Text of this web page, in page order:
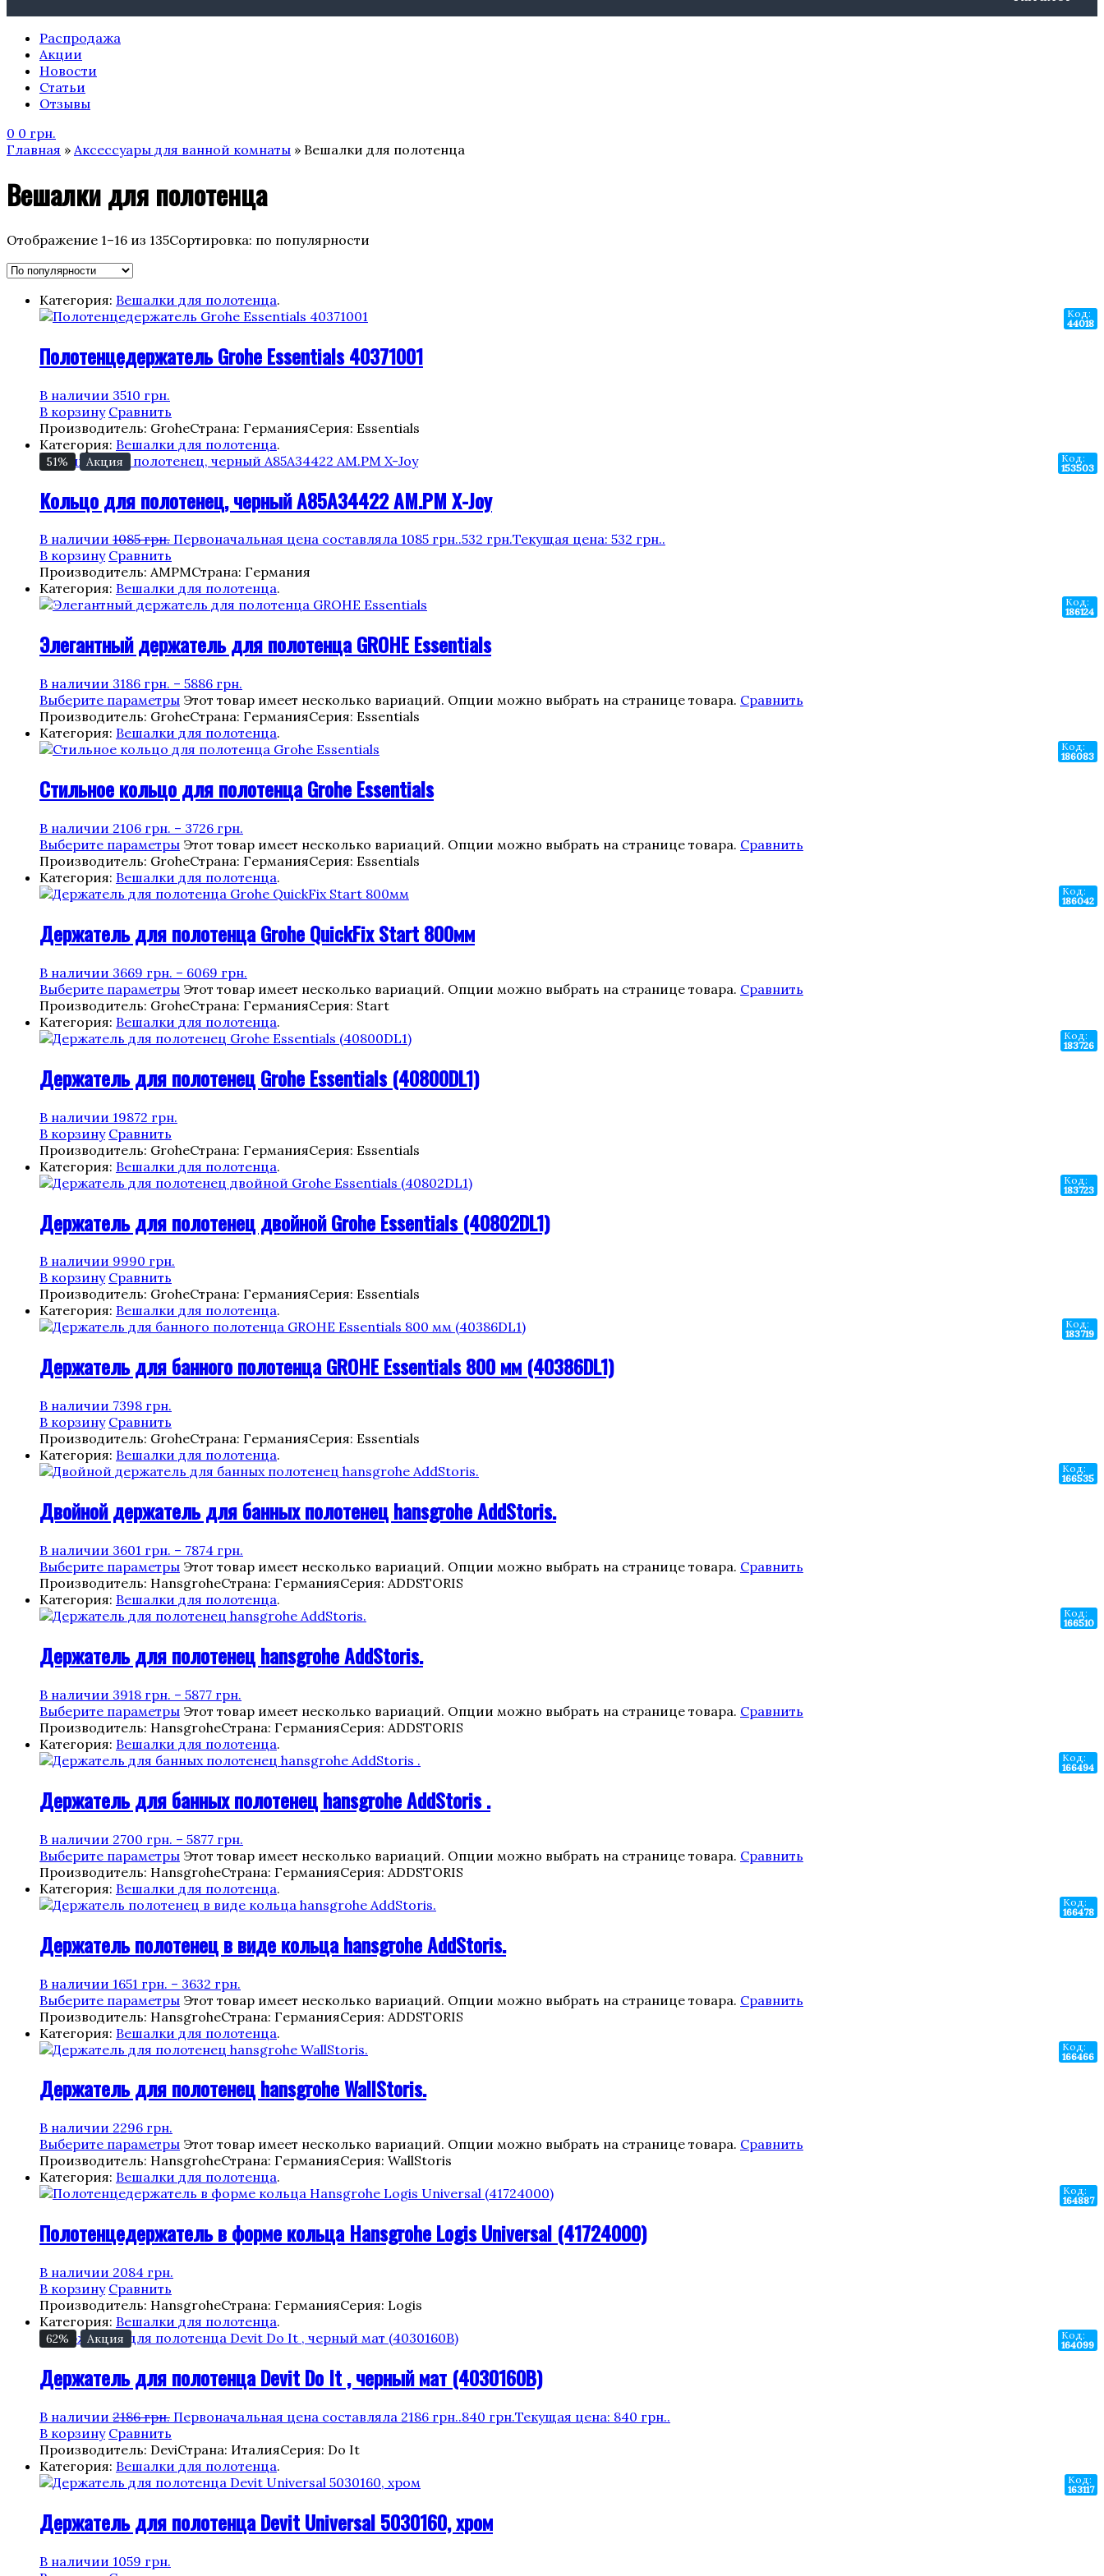
Распродажа
Акции
Новости
Статьи
Отзывы
0 0 грн.
Главная » Аксессуары для ванной комнаты » Вешалки для полотенца
Вешалки для полотенца
Отображение 1–16 из 135Сортировка: по популярности
Категория: Вешалки для полотенца.
Код:
44018
Полотенцедержатель Grohe Essentials 40371001
В наличии 3510 грн.
В корзину Сравнить
Производитель: GroheСтрана: ГерманияСерия: Essentials
Категория: Вешалки для полотенца.
Код:
153503
51% Акция
Кольцо для полотенец, черный A85A34422 AM.PM X-Joy
В наличии 1085грн. Первоначальная цена составляла 1085 грн..532 грн.Текущая цена: 532 грн..
В корзину Сравнить
Производитель: AMPMСтрана: Германия
Категория: Вешалки для полотенца.
Код:
186124
Элегантный держатель для полотенца GROHE Essentials
В наличии 3186 грн. – 5886 грн.
Выберите параметры Этот товар имеет несколько вариаций. Опции можно выбрать на странице товара. Сравнить
Производитель: GroheСтрана: ГерманияСерия: Essentials
Категория: Вешалки для полотенца.
Код:
186083
Стильное кольцо для полотенца Grohe Essentials
В наличии 2106 грн. – 3726 грн.
Выберите параметры Этот товар имеет несколько вариаций. Опции можно выбрать на странице товара. Сравнить
Производитель: GroheСтрана: ГерманияСерия: Essentials
Категория: Вешалки для полотенца.
Код:
186042
Держатель для полотенца Grohe QuickFix Start 800мм
В наличии 3669 грн. – 6069 грн.
Выберите параметры Этот товар имеет несколько вариаций. Опции можно выбрать на странице товара. Сравнить
Производитель: GroheСтрана: ГерманияСерия: Start
Категория: Вешалки для полотенца.
Код:
183726
Держатель для полотенец Grohe Essentials (40800DL1)
В наличии 19872 грн.
В корзину Сравнить
Производитель: GroheСтрана: ГерманияСерия: Essentials
Категория: Вешалки для полотенца.
Код:
183723
Держатель для полотенец двойной Grohe Essentials (40802DL1)
В наличии 9990 грн.
В корзину Сравнить
Производитель: GroheСтрана: ГерманияСерия: Essentials
Категория: Вешалки для полотенца.
Код:
183719
Держатель для банного полотенца GROHE Essentials 800 мм (40386DL1)
В наличии 7398 грн.
В корзину Сравнить
Производитель: GroheСтрана: ГерманияСерия: Essentials
Категория: Вешалки для полотенца.
Код:
166535
Двойной держатель для банных полотенец hansgrohe AddStoris.
В наличии 3601 грн. – 7874 грн.
Выберите параметры Этот товар имеет несколько вариаций. Опции можно выбрать на странице товара. Сравнить
Производитель: HansgroheСтрана: ГерманияСерия: ADDSTORIS
Категория: Вешалки для полотенца.
Код:
166510
Держатель для полотенец hansgrohe AddStoris.
В наличии 3918 грн. – 5877 грн.
Выберите параметры Этот товар имеет несколько вариаций. Опции можно выбрать на странице товара. Сравнить
Производитель: HansgroheСтрана: ГерманияСерия: ADDSTORIS
Категория: Вешалки для полотенца.
Код:
166494
Держатель для банных полотенец hansgrohe AddStoris .
В наличии 2700 грн. – 5877 грн.
Выберите параметры Этот товар имеет несколько вариаций. Опции можно выбрать на странице товара. Сравнить
Производитель: HansgroheСтрана: ГерманияСерия: ADDSTORIS
Категория: Вешалки для полотенца.
Код:
166478
Держатель полотенец в виде кольца hansgrohe AddStoris.
В наличии 1651 грн. – 3632 грн.
Выберите параметры Этот товар имеет несколько вариаций. Опции можно выбрать на странице товара. Сравнить
Производитель: HansgroheСтрана: ГерманияСерия: ADDSTORIS
Категория: Вешалки для полотенца.
Код:
166466
Держатель для полотенец hansgrohe WallStoris.
В наличии 2296 грн.
Выберите параметры Этот товар имеет несколько вариаций. Опции можно выбрать на странице товара. Сравнить
Производитель: HansgroheСтрана: ГерманияСерия: WallStoris
Категория: Вешалки для полотенца.
Код:
164887
Полотенцедержатель в форме кольца Hansgrohe Logis Universal (41724000)
В наличии 2084 грн.
В корзину Сравнить
Производитель: HansgroheСтрана: ГерманияСерия: Logis
Категория: Вешалки для полотенца.
Код:
164099
62% Акция
Держатель для полотенца Devit Do It , черный мат (4030160B)
В наличии 2186грн. Первоначальная цена составляла 2186 грн..840 грн.Текущая цена: 840 грн..
В корзину Сравнить
Производитель: DeviСтрана: ИталияСерия: Do It
Категория: Вешалки для полотенца.
Код:
163117
Держатель для полотенца Devit Universal 5030160, хром
В наличии 1059 грн.